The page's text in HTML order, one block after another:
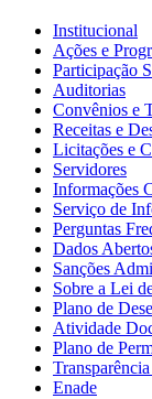
Institucional
Ações e
Participação
Auditorias
Convênios e
Receitas e
Licitações e
Servidores
Informações
Serviço de
Perguntas
Dados
Sanções
Sobre a Lei
Plano de
Atividade
Plano de
Enade